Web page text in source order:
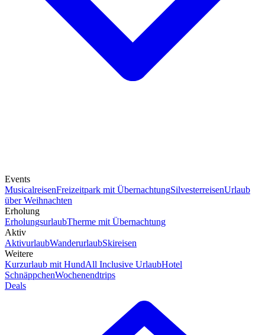
Events
MusicalreisenFreizeitpark mit ÜbernachtungSilvesterreisenUrlaub
über Weihnachten
Erholung
ErholungsurlaubTherme mit Übernachtung
Aktiv
AktivurlaubWanderurlaubSkireisen
Weitere
Kurzurlaub mit HundAll Inclusive UrlaubHotel
SchnäppchenWochenendtrips
Deals